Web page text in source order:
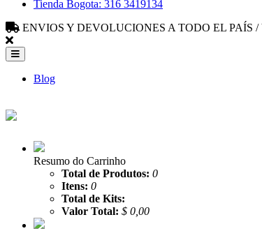
Tienda Bogota: 316 3419134
ENVIOS Y DEVOLUCIONES A TODO EL PAÍS
Blog
Resumo do Carrinho
Total de Produtos: 0
Itens: 0
Total de Kits:
Valor Total: $ 0,00